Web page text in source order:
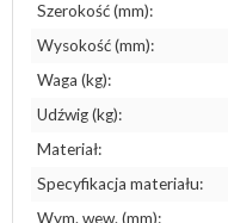
Szerokość (mm):
Wysokość (mm):
Waga (kg):
Udźwig (kg):
Materiał:
Specyfikacja materiału:
Wym. wew. (mm):